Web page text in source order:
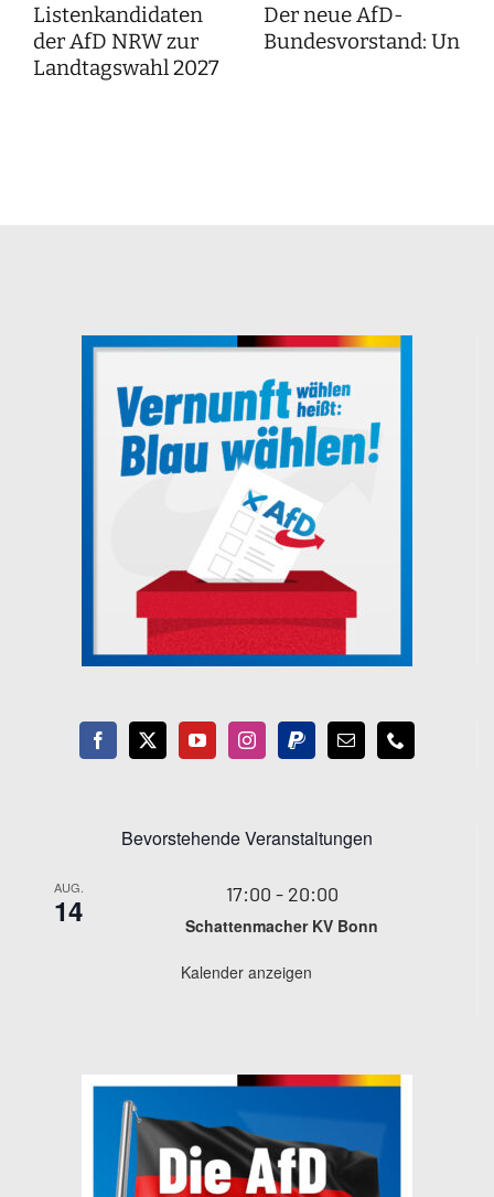
Listenkandidaten
der AfD NRW zur
Landtagswahl 2027
Der neue AfD-
Bundesvorstand:
Bevorstehende Veranstaltungen
AUG.
14 17:00 - 20:00
Schattenmacher KV Bonn
Kalender anzeigen